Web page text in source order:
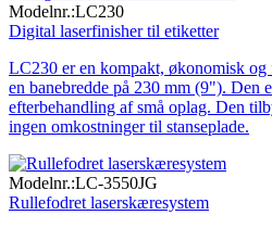
Modelnr.:LC230
Digital laserfinisher til etiketter
LC230 er en kompakt, økonomisk
en banebredde på 230 mm (9"). Den
efterbehandling af små oplag. Den
ingen omkostninger til stanseplade.
Modelnr.:LC-3550JG
Rullefodret laserskæresystem